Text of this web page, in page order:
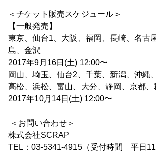
＜チケット販売スケジュール＞
【一般発売】
東京、仙台1、大阪、福岡、長崎、名古
島、金沢
2017年9月16日(土) 12:00〜
岡山、埼玉、仙台2、千葉、新潟、沖縄
高松、浜松、富山、大分、静岡、京都、
2017年10月14日(土) 12:00〜
＜お問い合わせ＞
株式会社SCRAP
TEL：03-5341-4915（受付時間 平日11